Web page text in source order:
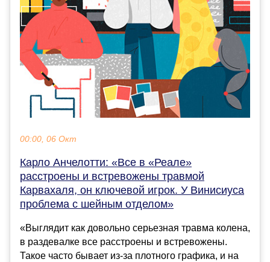
00:00, 06 Окт
Карло Анчелотти: «Все в «Реале»
расстроены и встревожены травмой
Карвахаля, он ключевой игрок. У Винисиуса
проблема с шейным отделом»
«Выглядит как довольно серьезная травма колена,
в раздевалке все расстроены и встревожены.
Такое часто бывает из-за плотного графика, и на